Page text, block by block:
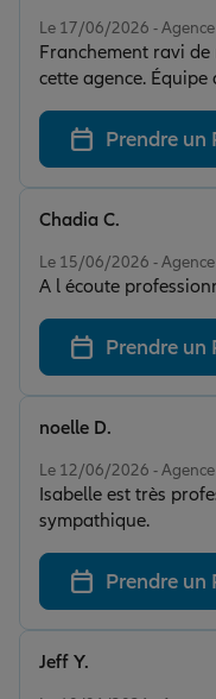
votre excellent
Le 17/06/2026 - Agence
Franchement ravi
cette agence.
souriante c'est un
Prendre un
Le 15/06/2026 - Agence
A l écoute
Chadia C.
Prendre un
Le 12/06/2026 - Agence
Isabelle est très
sympathique.
noelle D.
Prendre un
Jeff Y.